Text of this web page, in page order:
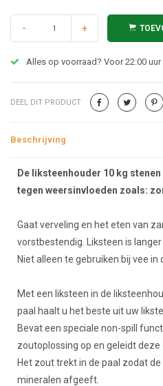
- +
Alles op voorraad? Voor 22:00
DEEL DIT PRODUCT
Beschrijving
Beschrijving
De liksteenhouder 10 kg
tegen weersinvloeden zoals:
Gaat verveling en het eten van
vorstbestendig. Liksteen is langer
Niet alleen te gebruiken bij vee in
Met een liksteen in de
paal haalt u het beste uit uw
Bevat een speciale non-spill
zoutoplossing op en geleidt deze
Het zout trekt in de paal zodat
mineralen afgeeft.